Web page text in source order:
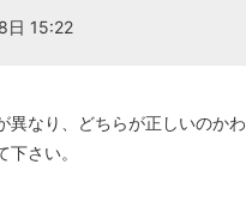
日 15:22
なり、どちらが正しいのか
さい。